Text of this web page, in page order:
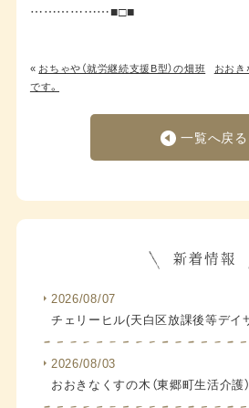
………………■□■
« おちゃや（就労継続支援B型）の畑班
です。
おお
一覧へ戻る
2026/08/07
チェリーヒル(天白区放課後等デイ
2026/08/03
おおきなくすの木（東郷町生活介護）